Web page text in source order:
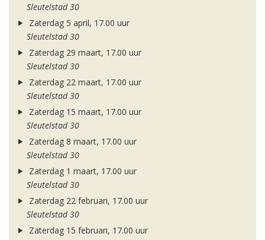
Sleutelstad 30
Zaterdag 5 april, 17.00 uur
Sleutelstad 30
Zaterdag 29 maart, 17.00 uur
Sleutelstad 30
Zaterdag 22 maart, 17.00 uur
Sleutelstad 30
Zaterdag 15 maart, 17.00 uur
Sleutelstad 30
Zaterdag 8 maart, 17.00 uur
Sleutelstad 30
Zaterdag 1 maart, 17.00 uur
Sleutelstad 30
Zaterdag 22 februari, 17.00 uur
Sleutelstad 30
Zaterdag 15 februari, 17.00 uur